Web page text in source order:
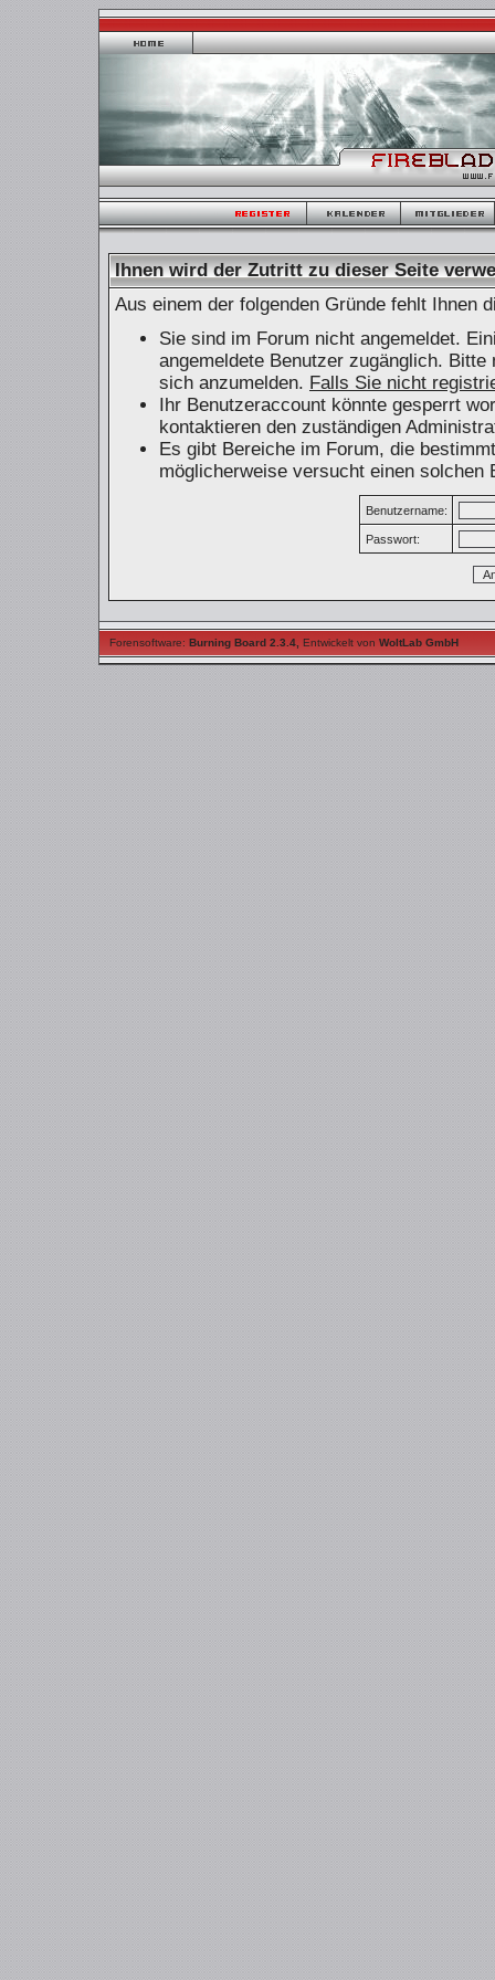
Ihnen wird der Zutritt zu dieser Seite
Aus einem der folgenden Gründe fehlt Ihnen
Sie sind im Forum nicht angemeldet.
angemeldete Benutzer zugänglich.
sich anzumelden. Falls Sie nicht
Ihr Benutzeraccount könnte gesperrt
kontaktieren den zuständigen
Es gibt Bereiche im Forum, die
möglicherweise versucht einen solchen
Benutzername:
Passwort:
Forensoftware: Burning Board 2.3.4 Entwickelt von WoltLab GmbH